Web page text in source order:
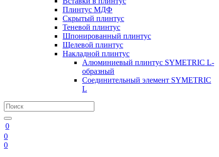
Плинтус МДФ
Скрытый плинтус
Теневой плинтус
Шпонированный плинтус
Щелевой плинтус
Накладной плинтус
Алюминиевый плинтус SYMETRIC L-
образный
Соединительный элемент SYMETRIC
L
0
0
0